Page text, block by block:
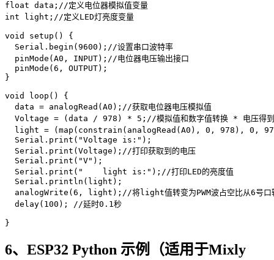
float data;//定义电位器模拟值变量
int light;//定义LED灯亮度变量
void setup() {
  Serial.begin(9600);//设置串口波特率
  pinMode(A0, INPUT);//电位器电压输出接口
  pinMode(6, OUTPUT);
}
void loop() {
  data = analogRead(A0);//获取电位器电压模拟值
Voltage = (data / 978) * 5;//模拟值和数字值转换 * 电压得到
light = (map(constrain(analogRead(A0), 0, 978), 0, 978,
  Serial.print("Voltage is:");
  Serial.print(Voltage);//打印获取到的电压
  Serial.print("V");
  Serial.print("    light is:");//打印LED的亮度值
  Serial.println(light);
analogWrite(6, light);//将light值转变为PWM波占空比从6号口
  delay(100); //延时0.1秒
}
6、ESP32 Python 示例（适用于Mixly